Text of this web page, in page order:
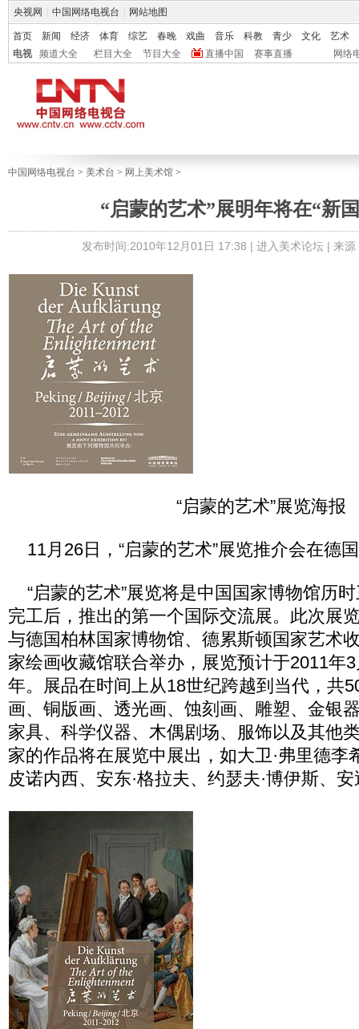
央视网 中国网络电视台 网站地图
首页 新闻 经济 体育 综艺 春晚 戏曲 音乐 科教 青少 文化
艺术
电视
频道大全 栏目大全 节目大全 直播中国 赛事直播 网络
中国网络电视台 > 美术台 > 网上美术馆 >
“启蒙的艺术”展明年将在“新
发布时间:2010年12月01日 17:38 | 进入美术论坛| 来源
“启蒙的艺术”展览海报
11月26日，“启蒙的艺术”展览推介会在德
“启蒙的艺术”展览将是中国国家博物馆历
完工后，推出的第一个国际交流展。此次展
与德国柏林国家博物馆、德累斯顿国家艺术
家绘画收藏馆联合举办，展览预计于2011年
年。展品在时间上从18世纪跨越到当代，共
画、铜版画、透光画、蚀刻画、雕塑、金银
家具、科学仪器、木偶剧场、服饰以及其他
家的作品将在展览中展出，如大卫·弗里德李
皮诺内西、安东·格拉夫、约瑟夫·博伊斯、